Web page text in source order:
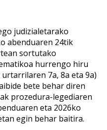
judizialetarako
abenduaren 24tik
sortutako
hurrengo hiru
7a, 8a eta 9a)
bete behar diren
prozedura-legediaren
eta 2026ko
egin behar baitira.